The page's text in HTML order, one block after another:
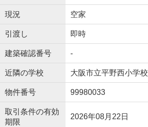
現況 空家
引渡し 即時
建築確認番号 -
近隣の学校 大阪市立平野西小学校
物件番号 99980033
取引条件の有効
期限
2026年08月22日